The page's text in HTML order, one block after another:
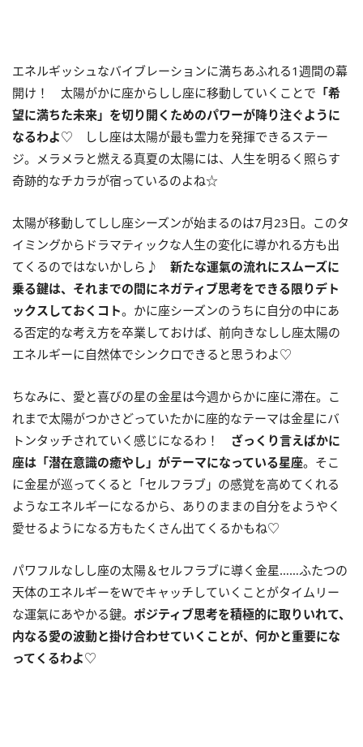
エネルギッシュなバイブレーションに満ちあふれる1週間の幕
開け！ 太陽がかに座からしし座に移動していくことで 「希
望に満ちた未来」を切り開くためのパワーが降り注ぐように
なるわよ♡ しし座は太陽が最も霊力を発揮できるステー
ジ。メラメラと燃える真夏の太陽には、人生を明るく照らす
奇跡的なチカラが宿っているのよね☆
太陽が移動してしし座シーズンが始まるのは7月23日。このタ
イミングからドラマティックな人生の変化に導かれる方も出
てくるのではないかしら♪ 新たな運氣の流れにスムーズに
乗る鍵は、それまでの間にネガティブ思考をできる限りデト
ックスしておくコト。かに座シーズンのうちに自分の中にあ
る否定的な考え方を卒業しておけば、前向きなしし座太陽の
エネルギーに自然体でシンクロできると思うわよ♡
ちなみに、愛と喜びの星の金星は今週からかに座に滞在。こ
れまで太陽がつかさどっていたかに座的なテーマは金星にバ
トンタッチされていく感じになるわ！ ざっくり言えばかに
座は「潜在意識の癒やし」がテーマになっている星座。そこ
に金星が巡ってくると「セルフラブ」の感覚を高めてくれる
ようなエネルギーになるから、ありのままの自分をようやく
愛せるようになる方もたくさん出てくるかもね♡
パワフルなしし座の太陽＆セルフラブに導く金星……ふたつの
天体のエネルギーをWでキャッチしていくことがタイムリー
な運氣にあやかる鍵。 ポジティブ思考を積極的に取りいれて、
内なる愛の波動と掛け合わせていくことが、何かと重要にな
ってくるわよ♡